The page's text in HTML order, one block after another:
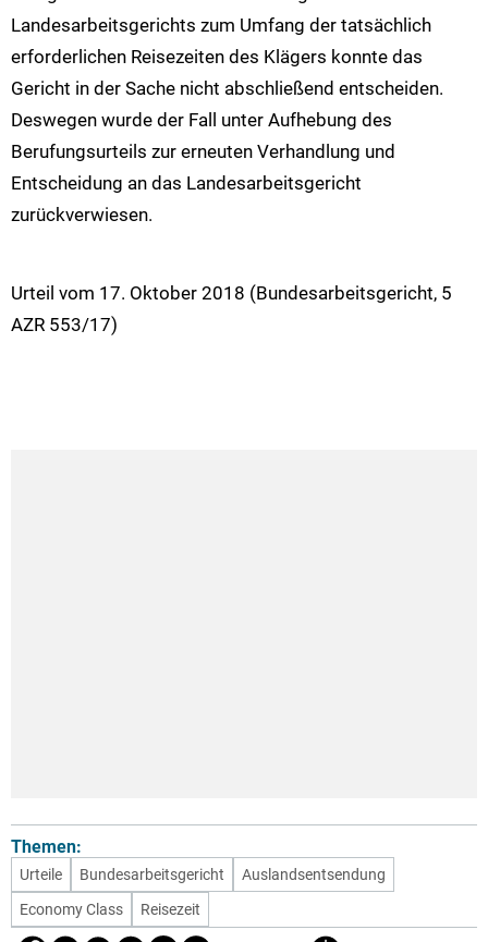
Landesarbeitsgerichts zum Umfang der tatsächlich
erforderlichen Reisezeiten des Klägers konnte das
Gericht in der Sache nicht abschließend entscheiden.
Deswegen wurde der Fall unter Aufhebung des
Berufungsurteils zur erneuten Verhandlung und
Entscheidung an das Landesarbeitsgericht
zurückverwiesen.
Urteil vom 17. Oktober 2018 (Bundesarbeitsgericht, 5
AZR 553/17)
Themen:
Urteile Bundesarbeitsgericht
Auslandsentsendung
Economy Class
Reisezeit